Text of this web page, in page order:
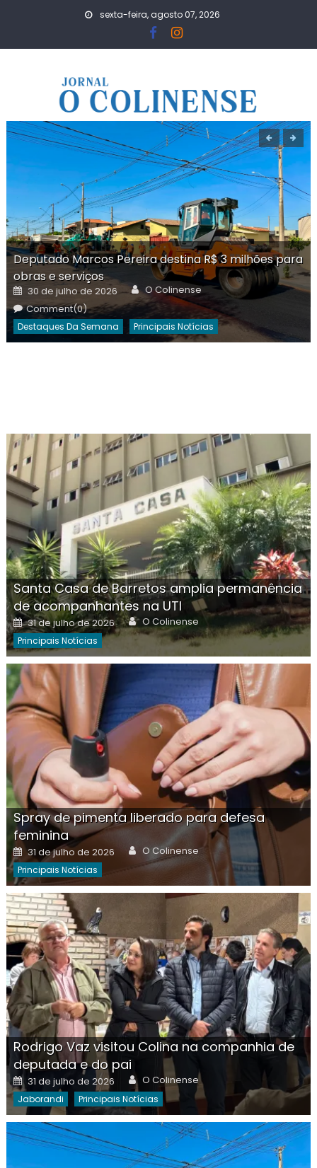
sexta-feira, agosto 07, 2026
Deputado Marcos Pereira destina R$ 3 milhões para
obras e serviços
Posted
on
30 de julho de 2026 Author
O Colinense
Comment(0)
Destaques Da Semana Principais Notícias
Santa Casa de Barretos amplia permanência
de acompanhantes na UTI
Posted
on
31 de julho de 2026 Author
O Colinense
Principais Notícias
Spray de pimenta liberado para defesa
feminina
Posted
on
31 de julho de 2026 Author
O Colinense
Principais Notícias
Rodrigo Vaz visitou Colina na companhia de
deputada e do pai
Posted
on
31 de julho de 2026 Author
O Colinense
Jaborandi Principais Notícias